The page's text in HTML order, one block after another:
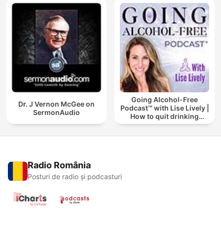
Dr. J Vernon McGee on
SermonAudio
Going Alcohol-Free
Podcast™ with Lise Lively |
How to quit drinking
alcohol
Radio România
Posturi de radio și podcasturi